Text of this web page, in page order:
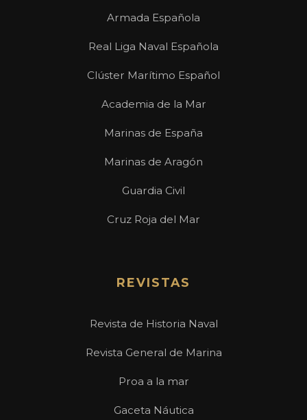
Armada Española
Real Liga Naval Española
Clúster Marítimo Español
Academia de la Mar
Marinas de España
Marinas de Aragón
Guardia Civil
Cruz Roja del Mar
REVISTAS
Revista de Historia Naval
Revista General de Marina
Proa a la mar
Gaceta Náutica